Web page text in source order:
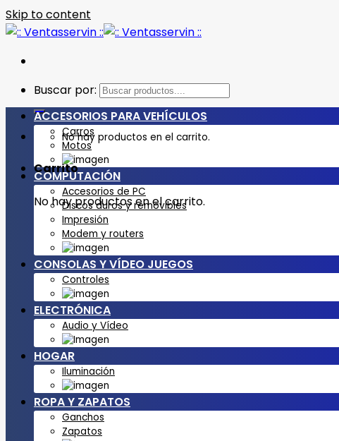
Skip to content
Buscar por:
No hay productos en el carrito.
Carrito
No hay productos en el carrito.
ACCESORIOS PARA VEHÍCULOS
Carros
Motos
COMPUTACIÓN
Accesorios de PC
Discos duros y removibles
Impresión
Modem y routers
CONSOLAS Y VÍDEO JUEGOS
Controles
ELECTRÓNICA
Audio y Vídeo
HOGAR
Iluminación
ROPA Y ZAPATOS
Ganchos
Zapatos